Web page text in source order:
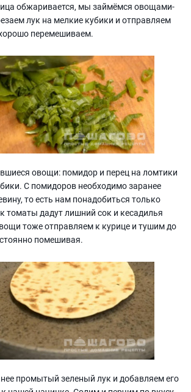
обжаривается, мы займёмся овощами-
лук на мелкие кубики и отправляем
перемешиваем.
овощи: помидор и перец на ломтики
С помидоров необходимо заранее
то есть нам понадобиться только
томаты дадут лишний сок и кесадилья
тоже отправляем к курице и тушим до
помешивая.
промытый зеленый лук и добавляем его